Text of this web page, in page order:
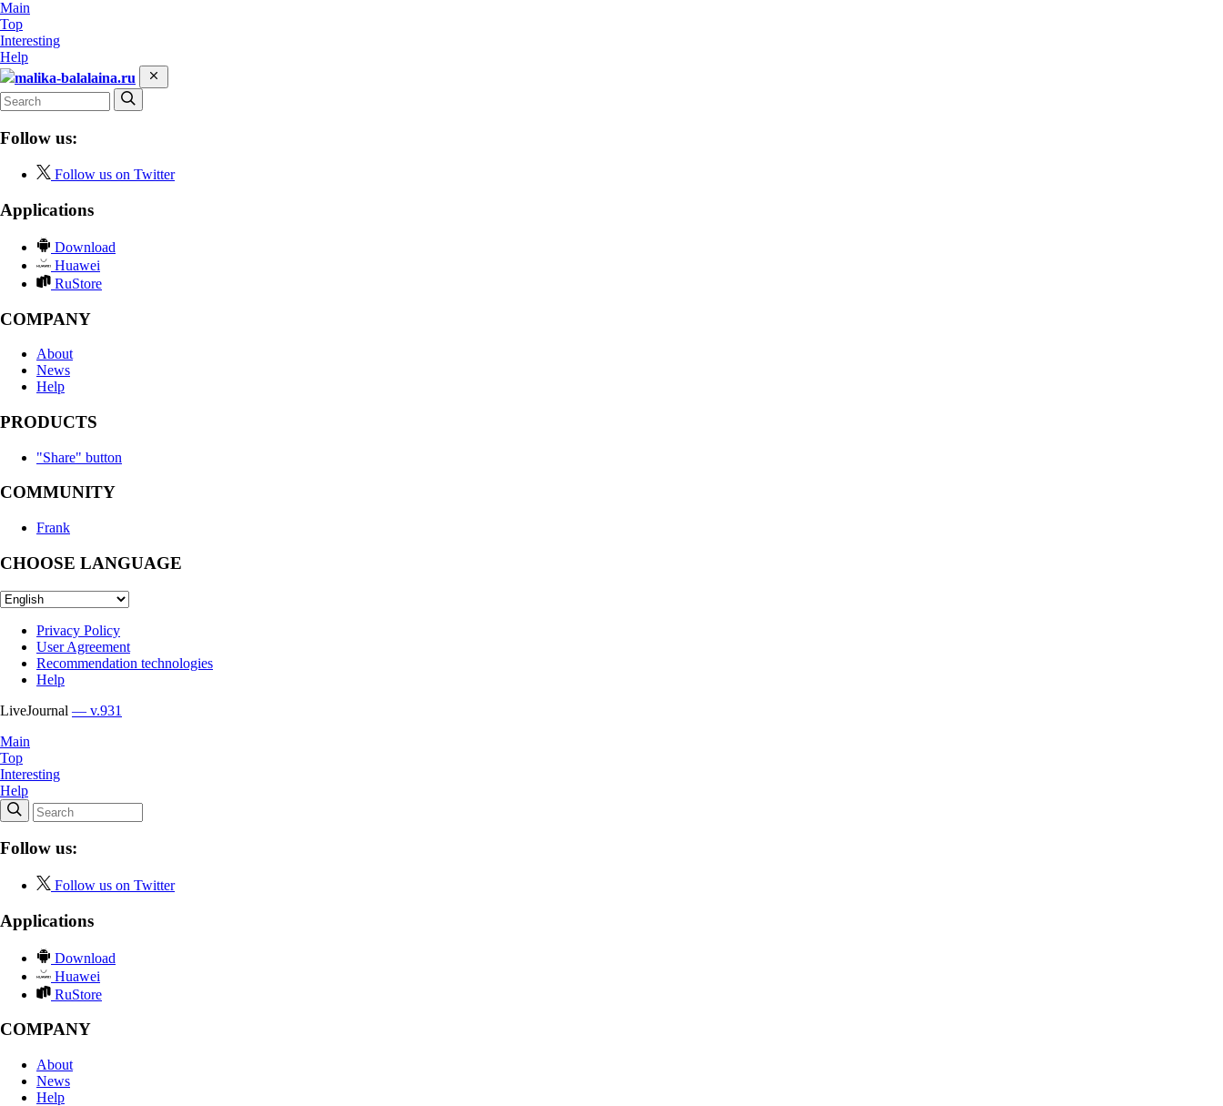
Main
Top
Interesting
Help
malika-balalaina.ru
Follow us:
Follow us on Twitter
Applications
Download
Huawei
RuStore
COMPANY
About
News
Help
PRODUCTS
"Share" button
COMMUNITY
Frank
CHOOSE LANGUAGE
Privacy Policy
User Agreement
Recommendation technologies
Help
LiveJournal — v.931
Main
Top
Interesting
Help
Follow us:
Follow us on Twitter
Applications
Download
Huawei
RuStore
COMPANY
About
News
Help